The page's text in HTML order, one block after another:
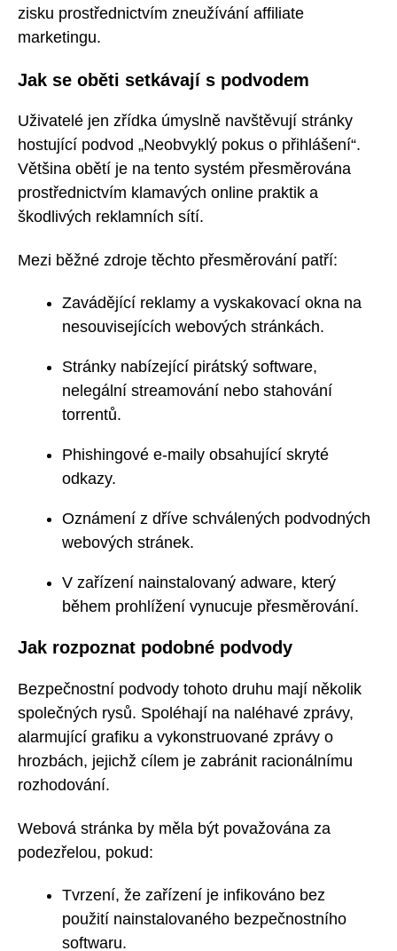
zisku prostřednictvím zneužívání affiliate
marketingu.
Jak se oběti setkávají s podvodem
Uživatelé jen zřídka úmyslně navštěvují stránky
hostující podvod „Neobvyklý pokus o přihlášení“.
Většina obětí je na tento systém přesměrována
prostřednictvím klamavých online praktik a
škodlivých reklamních sítí.
Mezi běžné zdroje těchto přesměrování patří:
Zavádějící reklamy a vyskakovací okna na
nesouvisejících webových stránkách.
Stránky nabízející pirátský software,
nelegální streamování nebo stahování
torrentů.
Phishingové e-maily obsahující skryté
odkazy.
Oznámení z dříve schválených podvodných
webových stránek.
V zařízení nainstalovaný adware, který
během prohlížení vynucuje přesměrování.
Jak rozpoznat podobné podvody
Bezpečnostní podvody tohoto druhu mají několik
společných rysů. Spoléhají na naléhavé zprávy,
alarmující grafiku a vykonstruované zprávy o
hrozbách, jejichž cílem je zabránit racionálnímu
rozhodování.
Webová stránka by měla být považována za
podezřelou, pokud:
Tvrzení, že zařízení je infikováno bez
použití nainstalovaného bezpečnostního
softwaru.